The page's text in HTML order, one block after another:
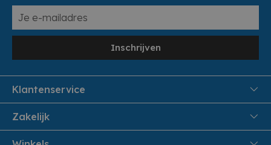
Inschrijven
Klantenservice
FAQ
Veiligheid en Privacy
Zakelijk
Samenwoonactie